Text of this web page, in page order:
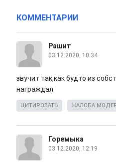
КОММЕНТАРИИ
Рашит
03.12.2020, 10:34
звучит так,как будто из
награждал
ЦИТИРОВАТЬ ЖАЛОБА
Горемыка
03.12.2020, 12:19